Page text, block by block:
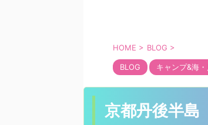
HOME > BLOG >
BLOG キャンプ&海
京都丹後半島